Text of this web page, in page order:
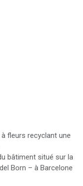
fleurs recyclant une
bâtiment situé sur la
Born – à Barcelone